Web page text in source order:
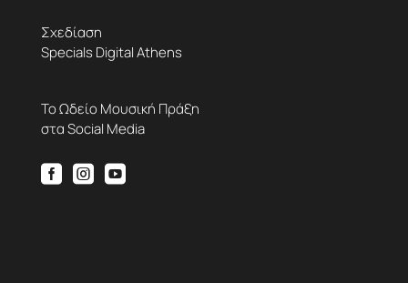
Σχεδίαση
Specials Digital Athens
Το Ωδείο Μουσική Πράξη
στα Social Media
  